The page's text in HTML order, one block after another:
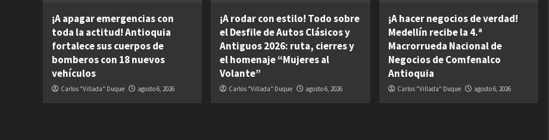
¡A apagar emergencias con
toda la actitud! Antioquia
fortalece sus cuerpos de
bomberos con 18 nuevos
vehículos
Carlos "Villada" Duque agosto 6, 2026
¡A rodar con estilo! Todo sobre
el Desfile de Autos Clásicos y
Antiguos 2026: ruta, cierres y
el homenaje “Mujeres al
Volante”
Carlos "Villada" Duque agosto 6, 2026
¡A hacer negocios de verdad!
Medellín recibe la 4.ª
Macrorrueda Nacional de
Negocios de Comfenalco
Antioquia
Carlos "Villada" Duque agosto 6, 2026